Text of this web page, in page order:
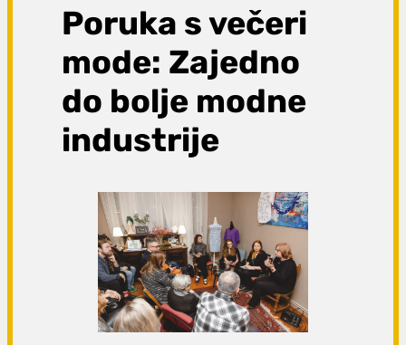
g
a
Poruka s večeri
mode: Zajedno
do bolje modne
industrije